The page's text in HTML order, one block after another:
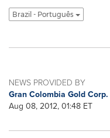
Brazil - Português
NEWS PROVIDED BY
Gran Colombia Gold Corp.
Aug 08, 2012, 01:48 ET